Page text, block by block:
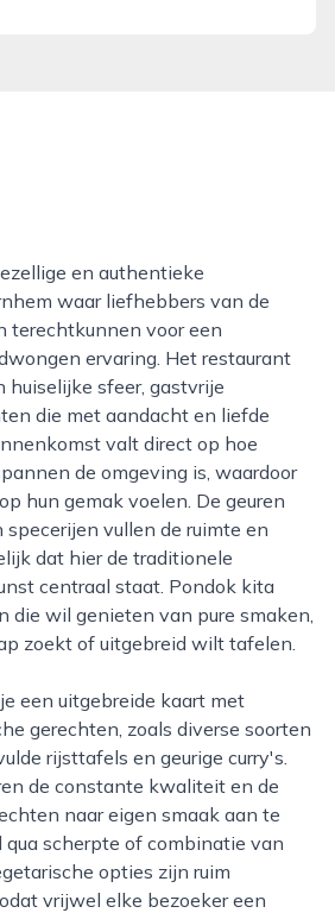
waar liefhebbers van de
terechtkunnen voor een
ervaring. Het restaurant
huiselijke sfeer, gastvrije
die met aandacht en liefde
valt direct op hoe
de omgeving is, waardoor
hun gemak voelen. De geuren
specerijen vullen de ruimte en
dat hier de traditionele
centraal staat. Pondok kita
die wil genieten van pure smaken,
zoekt of uitgebreid wilt tafelen.
gerechten, zoals diverse soorten
rijsttafels en geurige curry's.
de constante kwaliteit en de
naar eigen smaak aan te
qua scherpte of combinatie van
opties zijn ruim
vrijwel elke bezoeker een